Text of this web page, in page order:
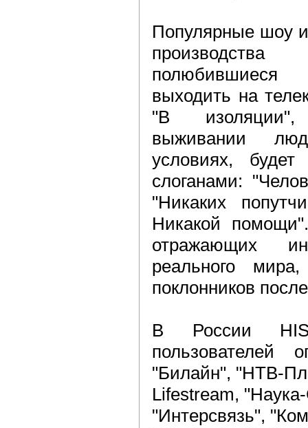
Популярные шоу
полюбившиеся
выходить на
"В
выживании
условиях,
слоганами:
"Никаких
Никакой
отражающих
реального
поклонников
В России
пользователей
"Билайн", "НТВ-
Lifestream,
"Интерсвязь",